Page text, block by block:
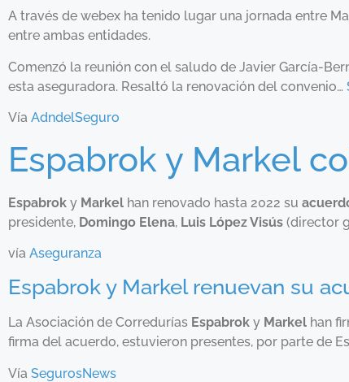
A través de webex ha tenido lugar una jornada entre
entre ambas entidades.
Comenzó la reunión con el saludo de Javier García-
esta aseguradora. Resaltó la renovación del convenio…
Vía AdndelSeguro
Espabrok y Markel
Espabrok y Markel han renovado hasta 2022 su
presidente, Domingo Elena, Luis López Visús (director
vía Aseguranza
Espabrok y Markel renuevan su
La Asociación de Corredurías Espabrok y Markel han
firma del acuerdo, estuvieron presentes, por parte de
Vía SegurosNews